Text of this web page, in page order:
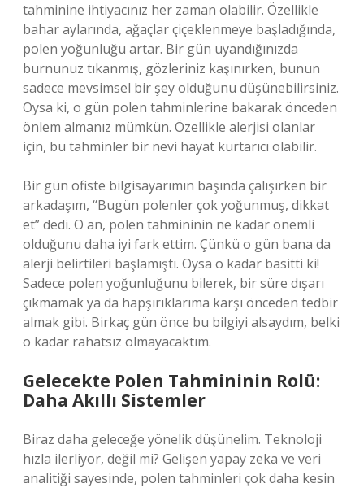
tahminine ihtiyacınız her zaman olabilir. Özellikle
bahar aylarında, ağaçlar çiçeklenmeye başladığında,
polen yoğunluğu artar. Bir gün uyandığınızda
burnunuz tıkanmış, gözleriniz kaşınırken, bunun
sadece mevsimsel bir şey olduğunu düşünebilirsiniz.
Oysa ki, o gün polen tahminlerine bakarak önceden
önlem almanız mümkün. Özellikle alerjisi olanlar
için, bu tahminler bir nevi hayat kurtarıcı olabilir.
Bir gün ofiste bilgisayarımın başında çalışırken bir
arkadaşım, “Bugün polenler çok yoğunmuş, dikkat
et” dedi. O an, polen tahmininin ne kadar önemli
olduğunu daha iyi fark ettim. Çünkü o gün bana da
alerji belirtileri başlamıştı. Oysa o kadar basitti ki!
Sadece polen yoğunluğunu bilerek, bir süre dışarı
çıkmamak ya da hapşırıklarıma karşı önceden tedbir
almak gibi. Birkaç gün önce bu bilgiyi alsaydım, belki
o kadar rahatsız olmayacaktım.
Gelecekte Polen Tahmininin Rolü:
Daha Akıllı Sistemler
Biraz daha geleceğe yönelik düşünelim. Teknoloji
hızla ilerliyor, değil mi? Gelişen yapay zeka ve veri
analitiği sayesinde, polen tahminleri çok daha kesin